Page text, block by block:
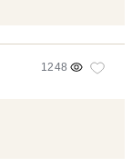
1248